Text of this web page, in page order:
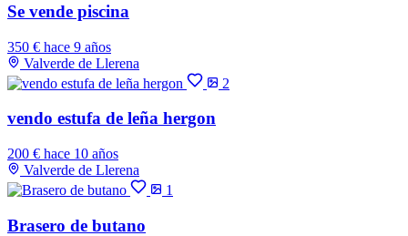
Se vende piscina
350 € hace 9 años
Valverde de Llerena
2
vendo estufa de leña hergon
200 € hace 10 años
Valverde de Llerena
1
Brasero de butano